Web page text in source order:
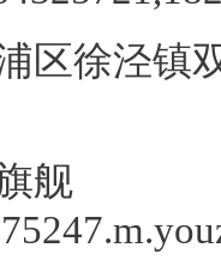
区徐泾镇
舰